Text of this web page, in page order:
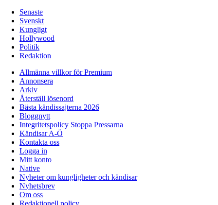
Senaste
Svenskt
Kungligt
Hollywood
Politik
Redaktion
Allmänna villkor för Premium
Annonsera
Arkiv
Återställ lösenord
Bästa kändissajterna 2026
Bloggnytt
Integritetspolicy Stoppa Pressarna
Kändisar A-Ö
Kontakta oss
Logga in
Mitt konto
Native
Nyheter om kungligheter och kändisar
Nyhetsbrev
Om oss
Redaktionell policy